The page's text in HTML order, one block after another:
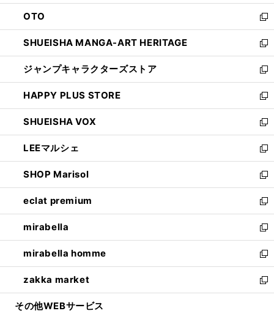
ウ
で
開
く
ン
ド
ウ
で
開
く
OTO
新
し
い
ウ
ィ
ン
ド
ウ
で
開
く
SHUEISHA MANGA-ART HERITAGE
新
し
い
ウ
ィ
ン
ド
ウ
で
開
く
ジャンプキャラクターズストア
新
し
い
ウ
ィ
ン
ド
ウ
で
開
く
HAPPY PLUS STORE
新
し
い
ウ
ィ
ン
ド
ウ
で
開
く
SHUEISHA VOX
新
し
い
ウ
ィ
ン
ド
ウ
で
開
く
LEEマルシェ
新
し
い
ウ
ィ
ン
ド
ウ
で
開
く
SHOP Marisol
新
し
い
ウ
ィ
ン
ド
ウ
で
開
eclat premium
新
し
い
ウ
ィ
ン
ド
ウ
mirabella
新
し
い
ウ
ィ
ン
mirabella homme
新
し
い
ウ
zakka market
新
し
その他WEBサービス